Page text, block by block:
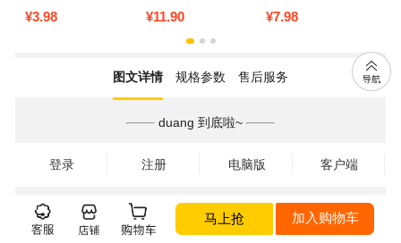
¥3.98 ¥11.90 ¥7.98
图文详情 规格参数 售后服务
duang 到底啦~
登录 注册 电脑版 客户端
马上抢 加入购物车